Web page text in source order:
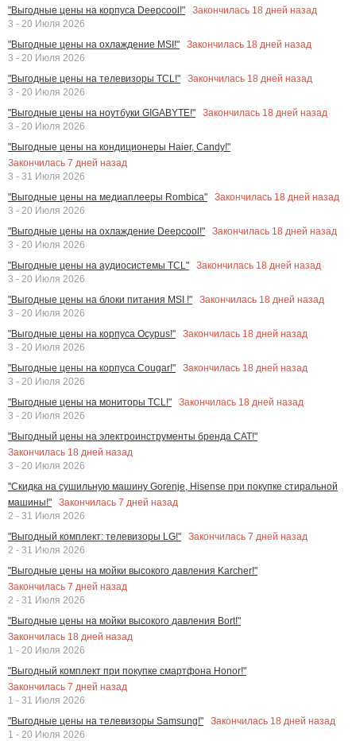
"Выгодные цены на корпуса Deepcool!"
Закончилась 18 дней назад
3 - 20 Июля 2026
"Выгодные цены на охлаждение MSI!"
Закончилась 18 дней назад
3 - 20 Июля 2026
"Выгодные цены на телевизоры TCL!"
Закончилась 18 дней назад
3 - 20 Июля 2026
"Выгодные цены на ноутбуки GIGABYTE!"
Закончилась 18 дней назад
3 - 20 Июля 2026
"Выгодные цены на кондиционеры Haier, Candy!"
Закончилась 7 дней назад
3 - 31 Июля 2026
"Выгодные цены на медиаплееры Rombica"
Закончилась 18 дней назад
3 - 20 Июля 2026
"Выгодные цены на охлаждение Deepcool!"
Закончилась 18 дней назад
3 - 20 Июля 2026
"Выгодные цены на аудиосистемы TCL"
Закончилась 18 дней назад
3 - 20 Июля 2026
"Выгодные цены на блоки питания MSI !"
Закончилась 18 дней назад
3 - 20 Июля 2026
"Выгодные цены на корпуса Ocypus!"
Закончилась 18 дней назад
3 - 20 Июля 2026
"Выгодные цены на корпуса Cougar!"
Закончилась 18 дней назад
3 - 20 Июля 2026
"Выгодные цены на мониторы TCL!"
Закончилась 18 дней назад
3 - 20 Июля 2026
"Выгодный цены на электроинструменты бренда CAT!"
Закончилась 18 дней назад
3 - 20 Июля 2026
"Скидка на сушильную машину Gorenje, Hisense при покупке стиральной
машины!"
Закончилась 7 дней назад
2 - 31 Июля 2026
"Выгодный комплект: телевизоры LG!"
Закончилась 7 дней назад
2 - 31 Июля 2026
"Выгодные цены на мойки высокого давления Karcher!"
Закончилась 7 дней назад
2 - 31 Июля 2026
"Выгодные цены на мойки высокого давления Bort!"
Закончилась 18 дней назад
1 - 20 Июля 2026
"Выгодный комплект при покупке смартфона Honor!"
Закончилась 7 дней назад
1 - 31 Июля 2026
"Выгодные цены на телевизоры Samsung!"
Закончилась 18 дней назад
1 - 20 Июля 2026